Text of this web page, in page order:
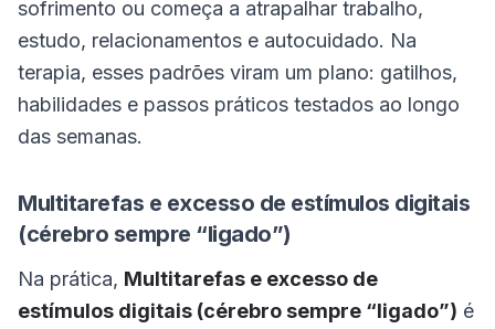
sofrimento ou começa a atrapalhar trabalho,
estudo, relacionamentos e autocuidado. Na
terapia, esses padrões viram um plano: gatilhos,
habilidades e passos práticos testados ao longo
das semanas.
Multitarefas e excesso de estímulos digitais
(cérebro sempre “ligado”)
Na prática, Multitarefas e excesso de
estímulos digitais (cérebro sempre “ligado”) é